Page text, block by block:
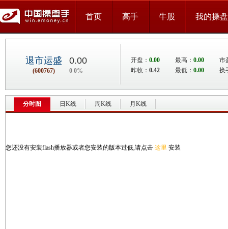
首页 高手 牛股 我的操
退市运盛
(600767)
0.00
0 0%
开盘： 0.00 最高： 0.00
市
昨收： 0.42 最低： 0.00 换
分时图 日K线 周K线 月K线
您还没有安装flash播放器或者您安装的版本过低,请点击 这里 安装